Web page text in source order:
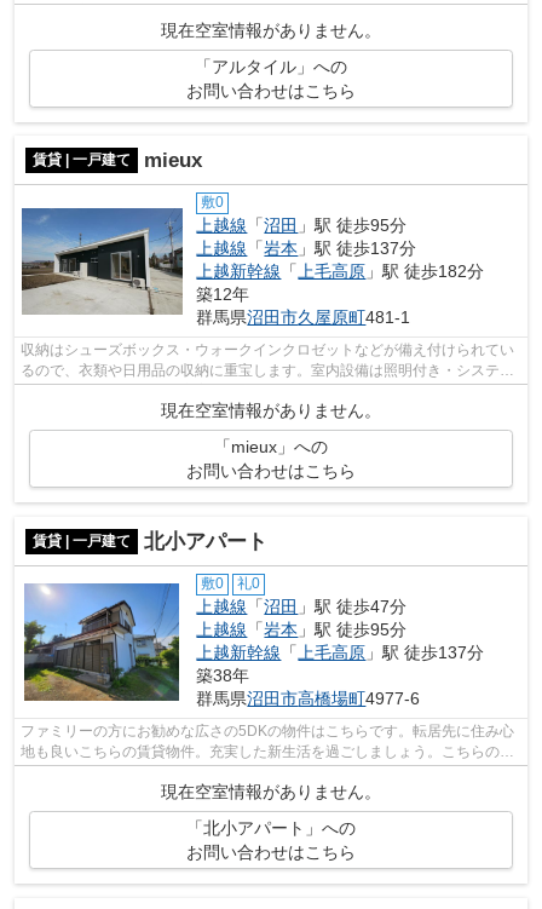
ります。新しい日々を送るにふさわしい...
現在空室情報がありません。
「アルタイル」への
お問い合わせはこちら
賃貸 | 一戸建て mieux
敷0
上越線 「沼田 」駅 徒歩95分
上越線 「岩本 」駅 徒歩137分
上越新幹線 「上毛高原 」駅 徒歩182分
築12年
群馬県沼田市久屋原町481-1
収納はシューズボックス・ウォークインクロゼットなどが備え付けられてい
るので、衣類や日用品の収納に重宝します。室内設備は照明付き・システム
現在空室情報がありません。
「mieux」への
お問い合わせはこちら
賃貸 | 一戸建て 北小アパート
敷0 礼0
上越線 「沼田 」駅 徒歩47分
上越線 「岩本 」駅 徒歩95分
上越新幹線 「 上毛高原 」駅 徒歩137分
築38年
群馬県沼田市高橋場町4977-6
ファミリーの方にお勧めな広さの5DKの物件はこちらです。転居先に住み心
地も良いこちらの賃貸物件。充実した新生活を過ごしましょう。こちらの物
件は一戸建てです。オシャレな照明付き...
現在空室情報がありません。
「北小アパート」への
お問い合わせはこちら